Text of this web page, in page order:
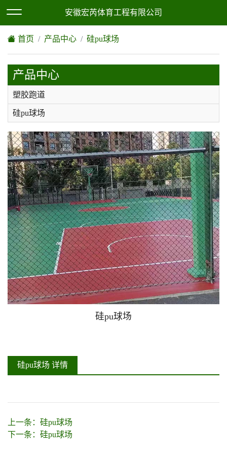
欢迎访问安徽宏芮体育工程有限公司网站！
安徽宏芮体育工程有限公司
首页 产品中心 硅pu球场
产品中心
塑胶跑道
硅pu球场
epdm塑胶地坪
人造草坪
环氧地坪
丙烯酸
pvc塑胶地板，地胶
硅pu球场
硅pu球场 详情
上一条： 硅pu球场
下一条： 硅pu球场